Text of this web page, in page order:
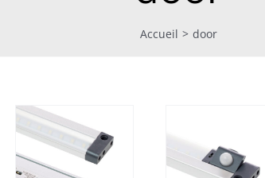
Accueil > door